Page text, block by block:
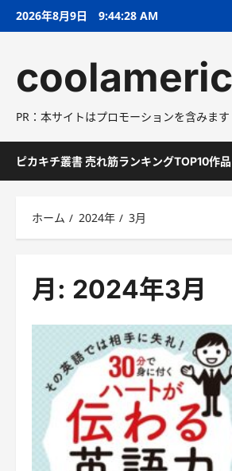
2026年8月9日 9:44:29 AM
PR：本サイトはプロモーションを含みます
ピカキチ叢書 売れ筋ランキングTOP10作品
ホーム 2024年 3月
月: 2024年3月